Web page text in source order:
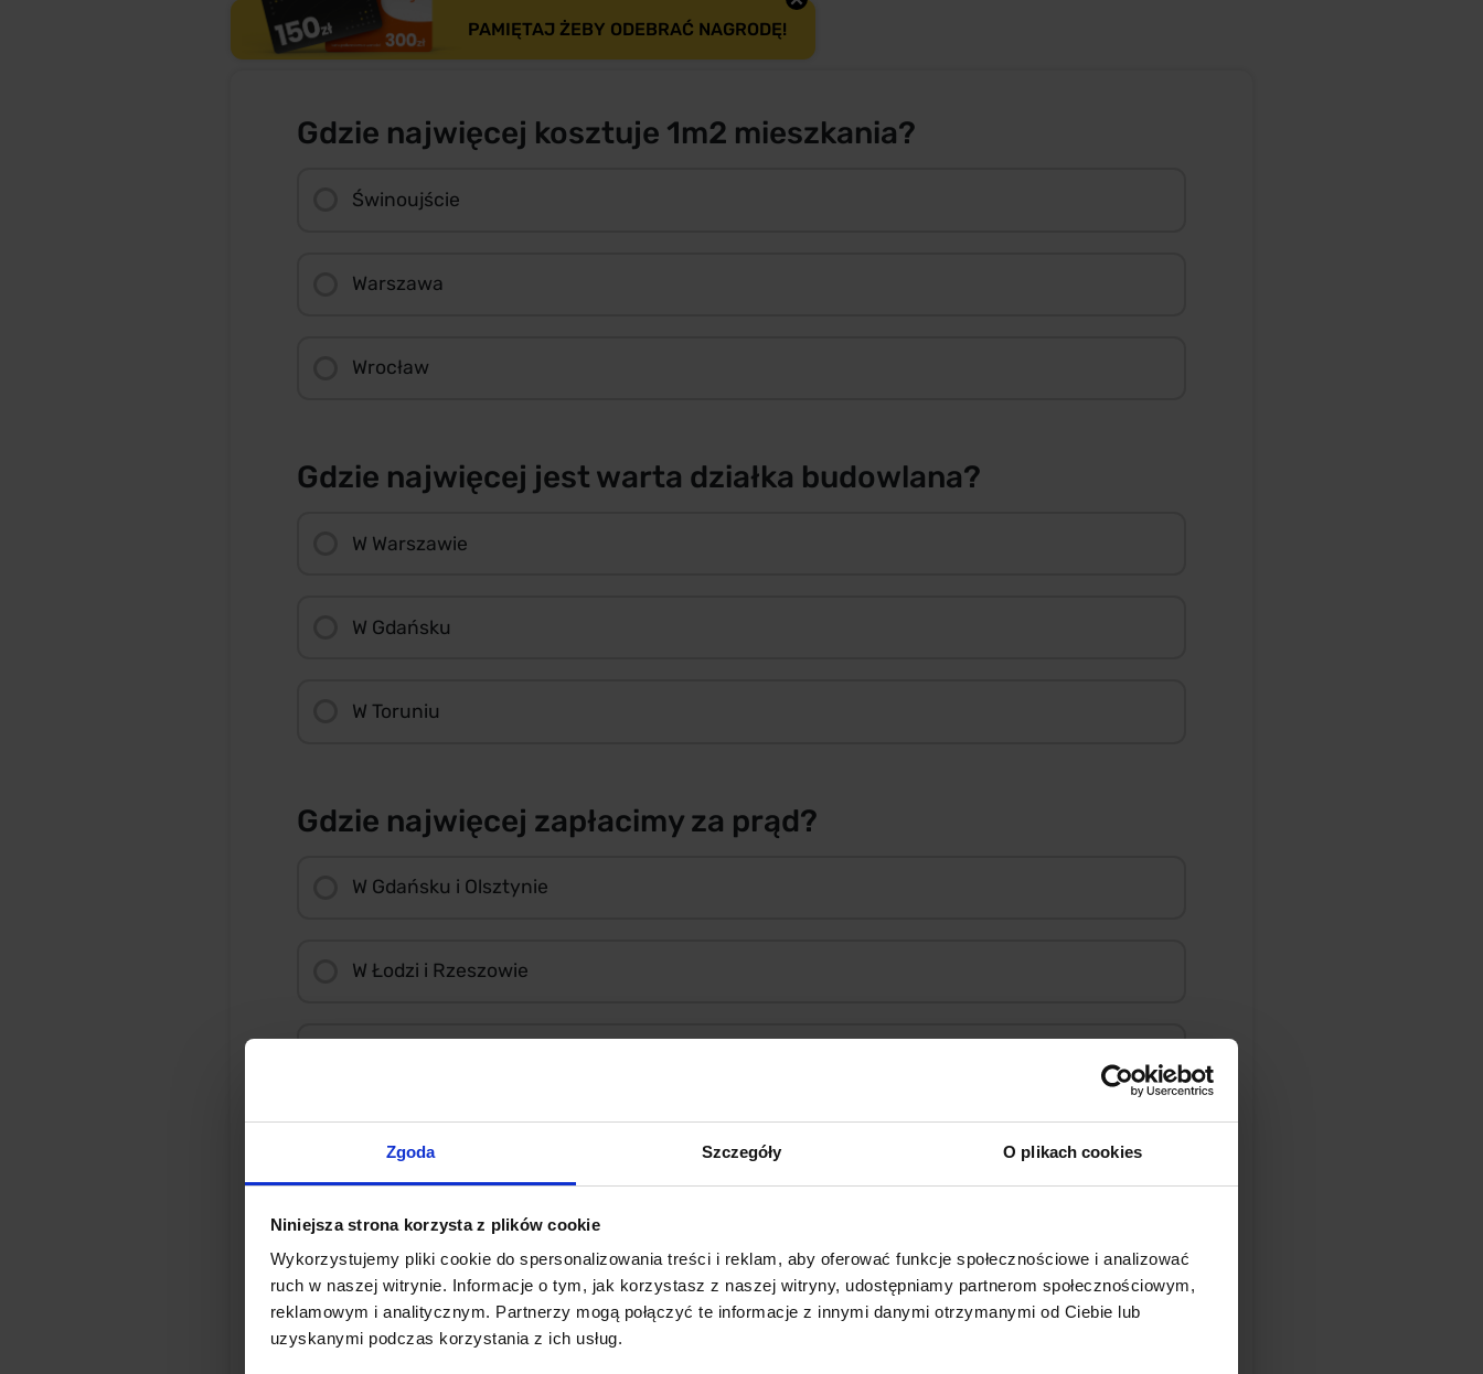
Zgoda Szczegóły O plikach cookies
Niniejsza strona korzysta z plików cookie
Wykorzystujemy pliki cookie do spersonalizowania treści i reklam, aby oferować funkcje społecznościowe i analizować
ruch w naszej witrynie. Informacje o tym, jak korzystasz z naszej witryny, udostępniamy partnerom społecznościowym,
reklamowym i analitycznym. Partnerzy mogą połączyć te informacje z innymi danymi otrzymanymi od Ciebie lub
uzyskanymi podczas korzystania z ich usług.
PAMIĘTAJ ŻEBY ODEBRAĆ NAGRODĘ!
Gdzie najwięcej kosztuje 1m2 mieszkania?
Świnoujście
Warszawa
Wrocław
Gdzie najwięcej jest warta działka budowlana?
W Warszawie
W Gdańsku
W Toruniu
Gdzie najwięcej zapłacimy za prąd?
W Gdańsku i Olsztynie
W Łodzi i Rzeszowie
W jakim regionie najwięcej zapłacimy za wodę i ścieki?
Na Śląsku
Na Mazowszu